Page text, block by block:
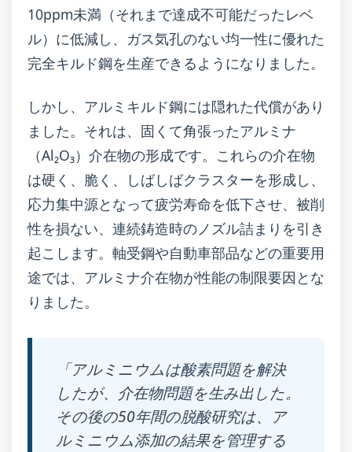
10ppm未満（それまで達成不可能だったレベ
ル）に低減し、ガス気孔のない均一性に優れた
完全キルド鋼を生産できるようになりました。
しかし、アルミキルド鋼には隠れた代償があり
ました。それは、固くて角張ったアルミナ
（Al₂O₃）介在物の形成です。これらの介在物
は硬く、脆く、しばしばクラスターを形成し、
応力集中源となって疲労寿命を低下させ、被削
性を損ない、連続鋳造時のノズル詰まりを引き
起こします。軸受鋼や自動車部品などの重要用
途では、アルミナ介在物が性能の制限要因とな
りました。
「アルミニウムは酸素問題を解決
したが、介在物問題を生み出した。
その後の50年間の脱酸研究は、ア
ルミニウム添加の結果を管理する